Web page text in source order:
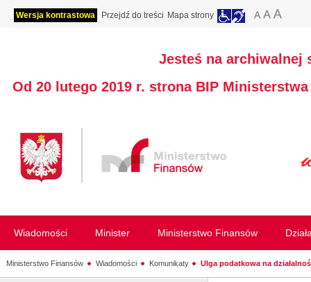
Wersja kontrastowa Przejdź do treści Mapa strony
Jesteś na archiwalnej
Od 20 lutego 2019 r. strona BIP
Wiadomości Minister Ministerstwo Finansów
Ministerstwo Finansów Wiadomości Komunikaty Ulga podatkowa na